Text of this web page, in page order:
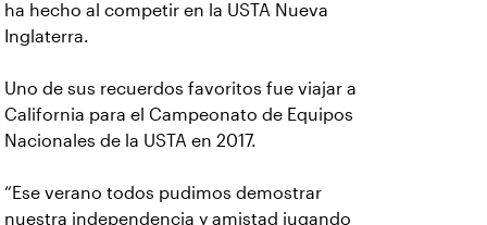
ha hecho al competir en la USTA Nueva
Inglaterra.
Uno de sus recuerdos favoritos fue viajar a
California para el Campeonato de Equipos
Nacionales de la USTA en 2017.
“Ese verano todos pudimos demostrar
nuestra independencia y amistad jugando